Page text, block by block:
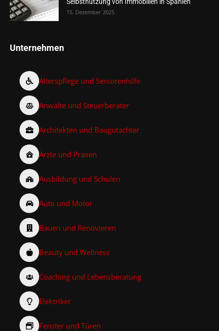
15. Dezember 2025
Unternehmen
Alterspflege und Seniorenhilfe
Anwälte und Steuerberater
Architekten und Baugutachter
Ärzte und Praxen
Ausbildung und Schulen
Auto und Motor
Bauen und Renovieren
Beauty und Wellness
Coaching und Lebensberatung
Elektriker
Fenster und Türen